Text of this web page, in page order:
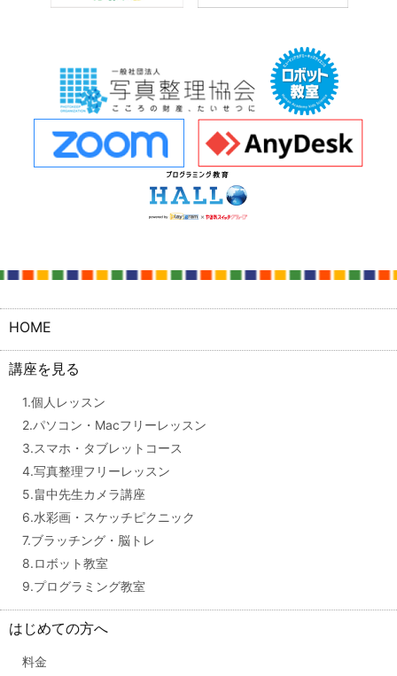
HOME
講座を見る
1.個人レッスン
2.パソコン・Macフリーレッスン
3.スマホ・タブレットコース
4.写真整理フリーレッスン
5.畠中先生カメラ講座
6.水彩画・スケッチピクニック
7.ブラッチング・脳トレ
8.ロボット教室
9.プログラミング教室
はじめての方へ
料金